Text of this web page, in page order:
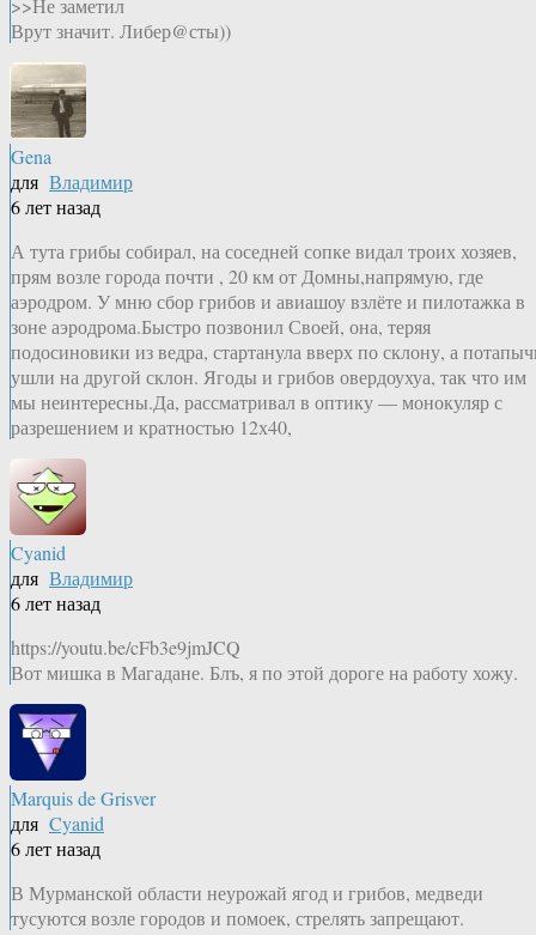
>>Не заметил
Врут значит. Либер@сты))
Gena
для Владимир
6 лет назад
А тута грибы собирал, на соседней сопке видал троих хозяев,
прям возле города почти , 20 км от Домны,напрямую, где
аэродром. У мню сбор грибов и авиашоу взлёте и пилотажка в
зоне аэродрома.Быстро позвонил Своей, она, теряя
подосиновики из ведра, стартанула вверх по склону, а
ушли на другой склон. Ягоды и грибов овердоухуа, так что им
мы неинтересны.Да, рассматривал в оптику — монокуляр с
разрешением и кратностью 12х40,
Cyanid
для Владимир
6 лет назад
https://youtu.be/cFb3e9jmJCQ
Вот мишка в Магадане. Блъ, я по этой дороге на работу хожу.
Marquis de Grisver
для Cyanid
6 лет назад
В Мурманской области неурожай ягод и грибов, медведи
тусуются возле городов и помоек, стрелять запрещают.